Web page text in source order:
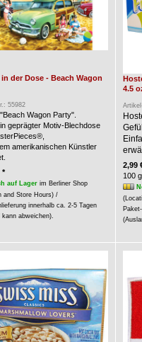
der Dose - Beach Wagon
55982
Wagon Party".
geprägter Motiv-Blechdose
amerikanischen Künstler
*
auf Lagerim Berliner Shop
and Store Hours) /
innerhalb ca. 2-5 Tagen
kann abweichen).
4.5
2,99
100